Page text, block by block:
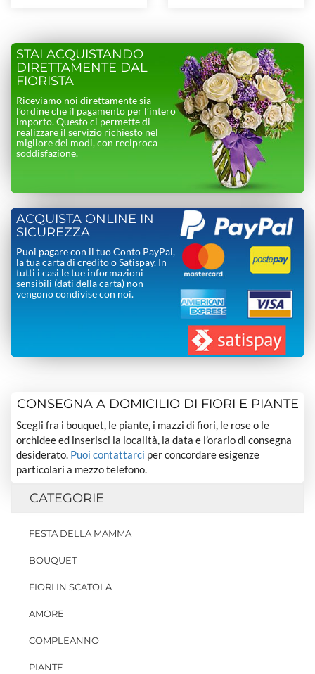
STAI ACQUISTANDO
DIRETTAMENTE DAL
FIORISTA
Riceviamo noi direttamente sia
l’ordine che il pagamento per l’intero
importo. Questo ci permette di
realizzare il servizio richiesto nel
migliore dei modi, con reciproca
soddisfazione.
ACQUISTA ONLINE IN
SICUREZZA
Puoi pagare con il tuo Conto PayPal,
la tua carta di credito o Satispay. In
tutti i casi le tue informazioni
sensibili (dati della carta) non
vengono condivise con noi.
CONSEGNA A DOMICILIO DI FIORI E PIANTE
Scegli fra i bouquet, le piante, i mazzi di fiori, le rose o le
orchidee ed inserisci la località, la data e l’orario di consegna
desiderato. Puoi contattarci per concordare esigenze
particolari a mezzo telefono.
CATEGORIE
FESTA DELLA MAMMA
BOUQUET
FIORI IN SCATOLA
AMORE
COMPLEANNO
PIANTE